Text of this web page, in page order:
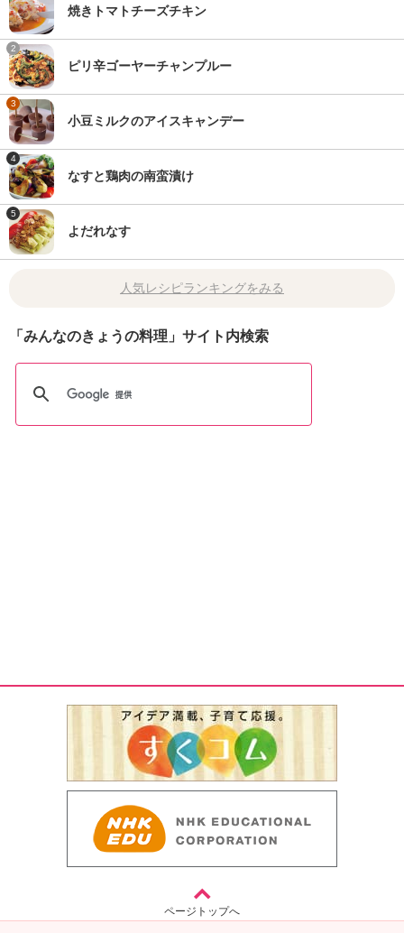
焼きトマトチーズチキン
2
ピリ辛ゴーヤーチャンプルー
3
小豆ミルクのアイスキャンデー
4
なすと鶏肉の南蛮漬け
5
よだれなす
人気レシピランキングをみる
「みんなのきょうの料理」サイト内検索
ページトップへ